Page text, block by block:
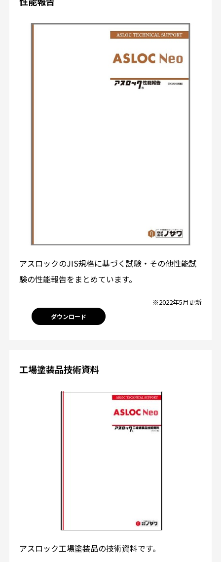
アスロックのJIS規格に基づく試験・その他性能試
験の性能報告をまとめています。
※2022年5月更新
ダウンロード
工場塗装品技術資料
アスロック工場塗装品の技術資料です。